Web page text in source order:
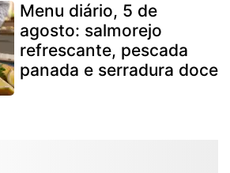
Menu diário, 5 de
agosto: salmorejo
refrescante, pescada
panada e serradura doce